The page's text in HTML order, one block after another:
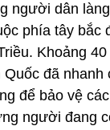
người dân
phía tây bắc
Khoảng
Quốc đã
để bảo vệ
người đang